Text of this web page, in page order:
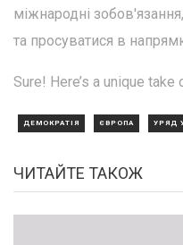
міжнародні
та просуватися в
Sure! Here’s a unique
ДЕМОКРАТІЯ ЄВРОПА УРЯД
ЧИТАЙТЕ ТАКОЖ